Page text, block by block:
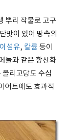
뿌리 작물로 고구
맛이 있어 땅속의
섬유, 칼륨 등이
놀과 같은 항산화
리고당도 수십
어트에도 효과적